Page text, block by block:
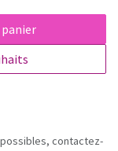
contactez-